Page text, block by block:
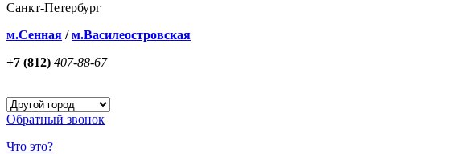
Санкт-Петербург
м.Сенная /м.Василеостровская
+7 (812) 407-88-67
Обратный звонок
Что это?